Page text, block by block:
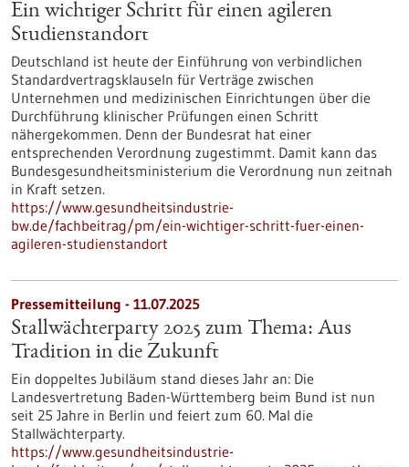
Ein wichtiger Schritt für einen agileren
Studienstandort
Deutschland ist heute der Einführung von verbindlichen
Standardvertragsklauseln für Verträge zwischen
Unternehmen und medizinischen Einrichtungen über die
Durchführung klinischer Prüfungen einen Schritt
nähergekommen. Denn der Bundesrat hat einer
entsprechenden Verordnung zugestimmt. Damit kann das
Bundesgesundheitsministerium die Verordnung nun zeitnah
in Kraft setzen.
https://www.gesundheitsindustrie-
bw.de/fachbeitrag/pm/ein-wichtiger-schritt-fuer-einen-
agileren-studienstandort
Pressemitteilung - 11.07.2025
Stallwächterparty 2025 zum Thema: Aus
Tradition in die Zukunft
Ein doppeltes Jubiläum stand dieses Jahr an: Die
Landesvertretung Baden-Württemberg beim Bund ist nun
seit 25 Jahre in Berlin und feiert zum 60. Mal die
Stallwächterparty.
https://www.gesundheitsindustrie-